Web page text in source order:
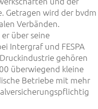
Getragen wird der bvdm
Verbänden.
über seine
Intergraf und FESPA
gehören
überwiegend kleine
Betriebe mit mehr